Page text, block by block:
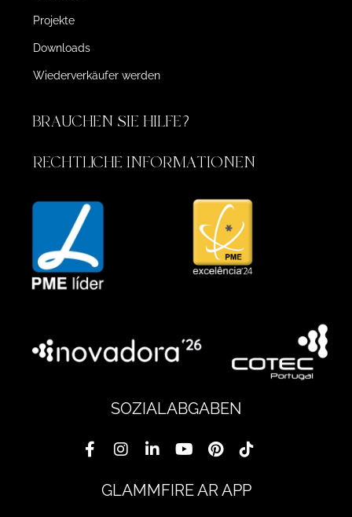
Projekte
Downloads
Wiederverkäufer werden
BRAUCHEN SIE HILFE?
RECHTLICHE INFORMATIONEN
SOZIALABGABEN
GLAMMFIRE AR APP